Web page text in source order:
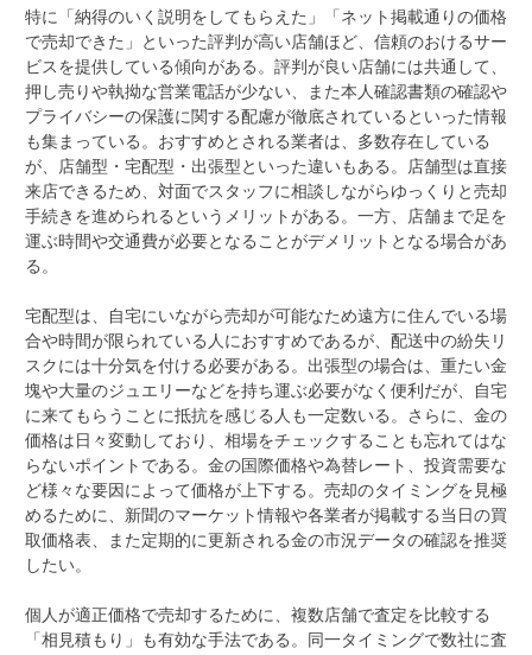
特に「納得のいく説明をしてもらえた」「ネット掲載通りの価格
で売却できた」といった評判が高い店舗ほど、信頼のおけるサー
ビスを提供している傾向がある。評判が良い店舗には共通して、
押し売りや執拗な営業電話が少ない、また本人確認書類の確認や
プライバシーの保護に関する配慮が徹底されているといった情報
も集まっている。おすすめとされる業者は、多数存在している
が、店舗型・宅配型・出張型といった違いもある。店舗型は直接
来店できるため、対面でスタッフに相談しながらゆっくりと売却
手続きを進められるというメリットがある。一方、店舗まで足を
運ぶ時間や交通費が必要となることがデメリットとなる場合があ
る。
宅配型は、自宅にいながら売却が可能なため遠方に住んでいる場
合や時間が限られている人におすすめであるが、配送中の紛失リ
スクには十分気を付ける必要がある。出張型の場合は、重たい金
塊や大量のジュエリーなどを持ち運ぶ必要がなく便利だが、自宅
に来てもらうことに抵抗を感じる人も一定数いる。さらに、金の
価格は日々変動しており、相場をチェックすることも忘れてはな
らないポイントである。金の国際価格や為替レート、投資需要な
ど様々な要因によって価格が上下する。売却のタイミングを見極
めるために、新聞のマーケット情報や各業者が掲載する当日の買
取価格表、また定期的に更新される金の市況データの確認を推奨
したい。
個人が適正価格で売却するために、複数店舗で査定を比較する
「相見積もり」も有効な手法である。同一タイミングで数社に査